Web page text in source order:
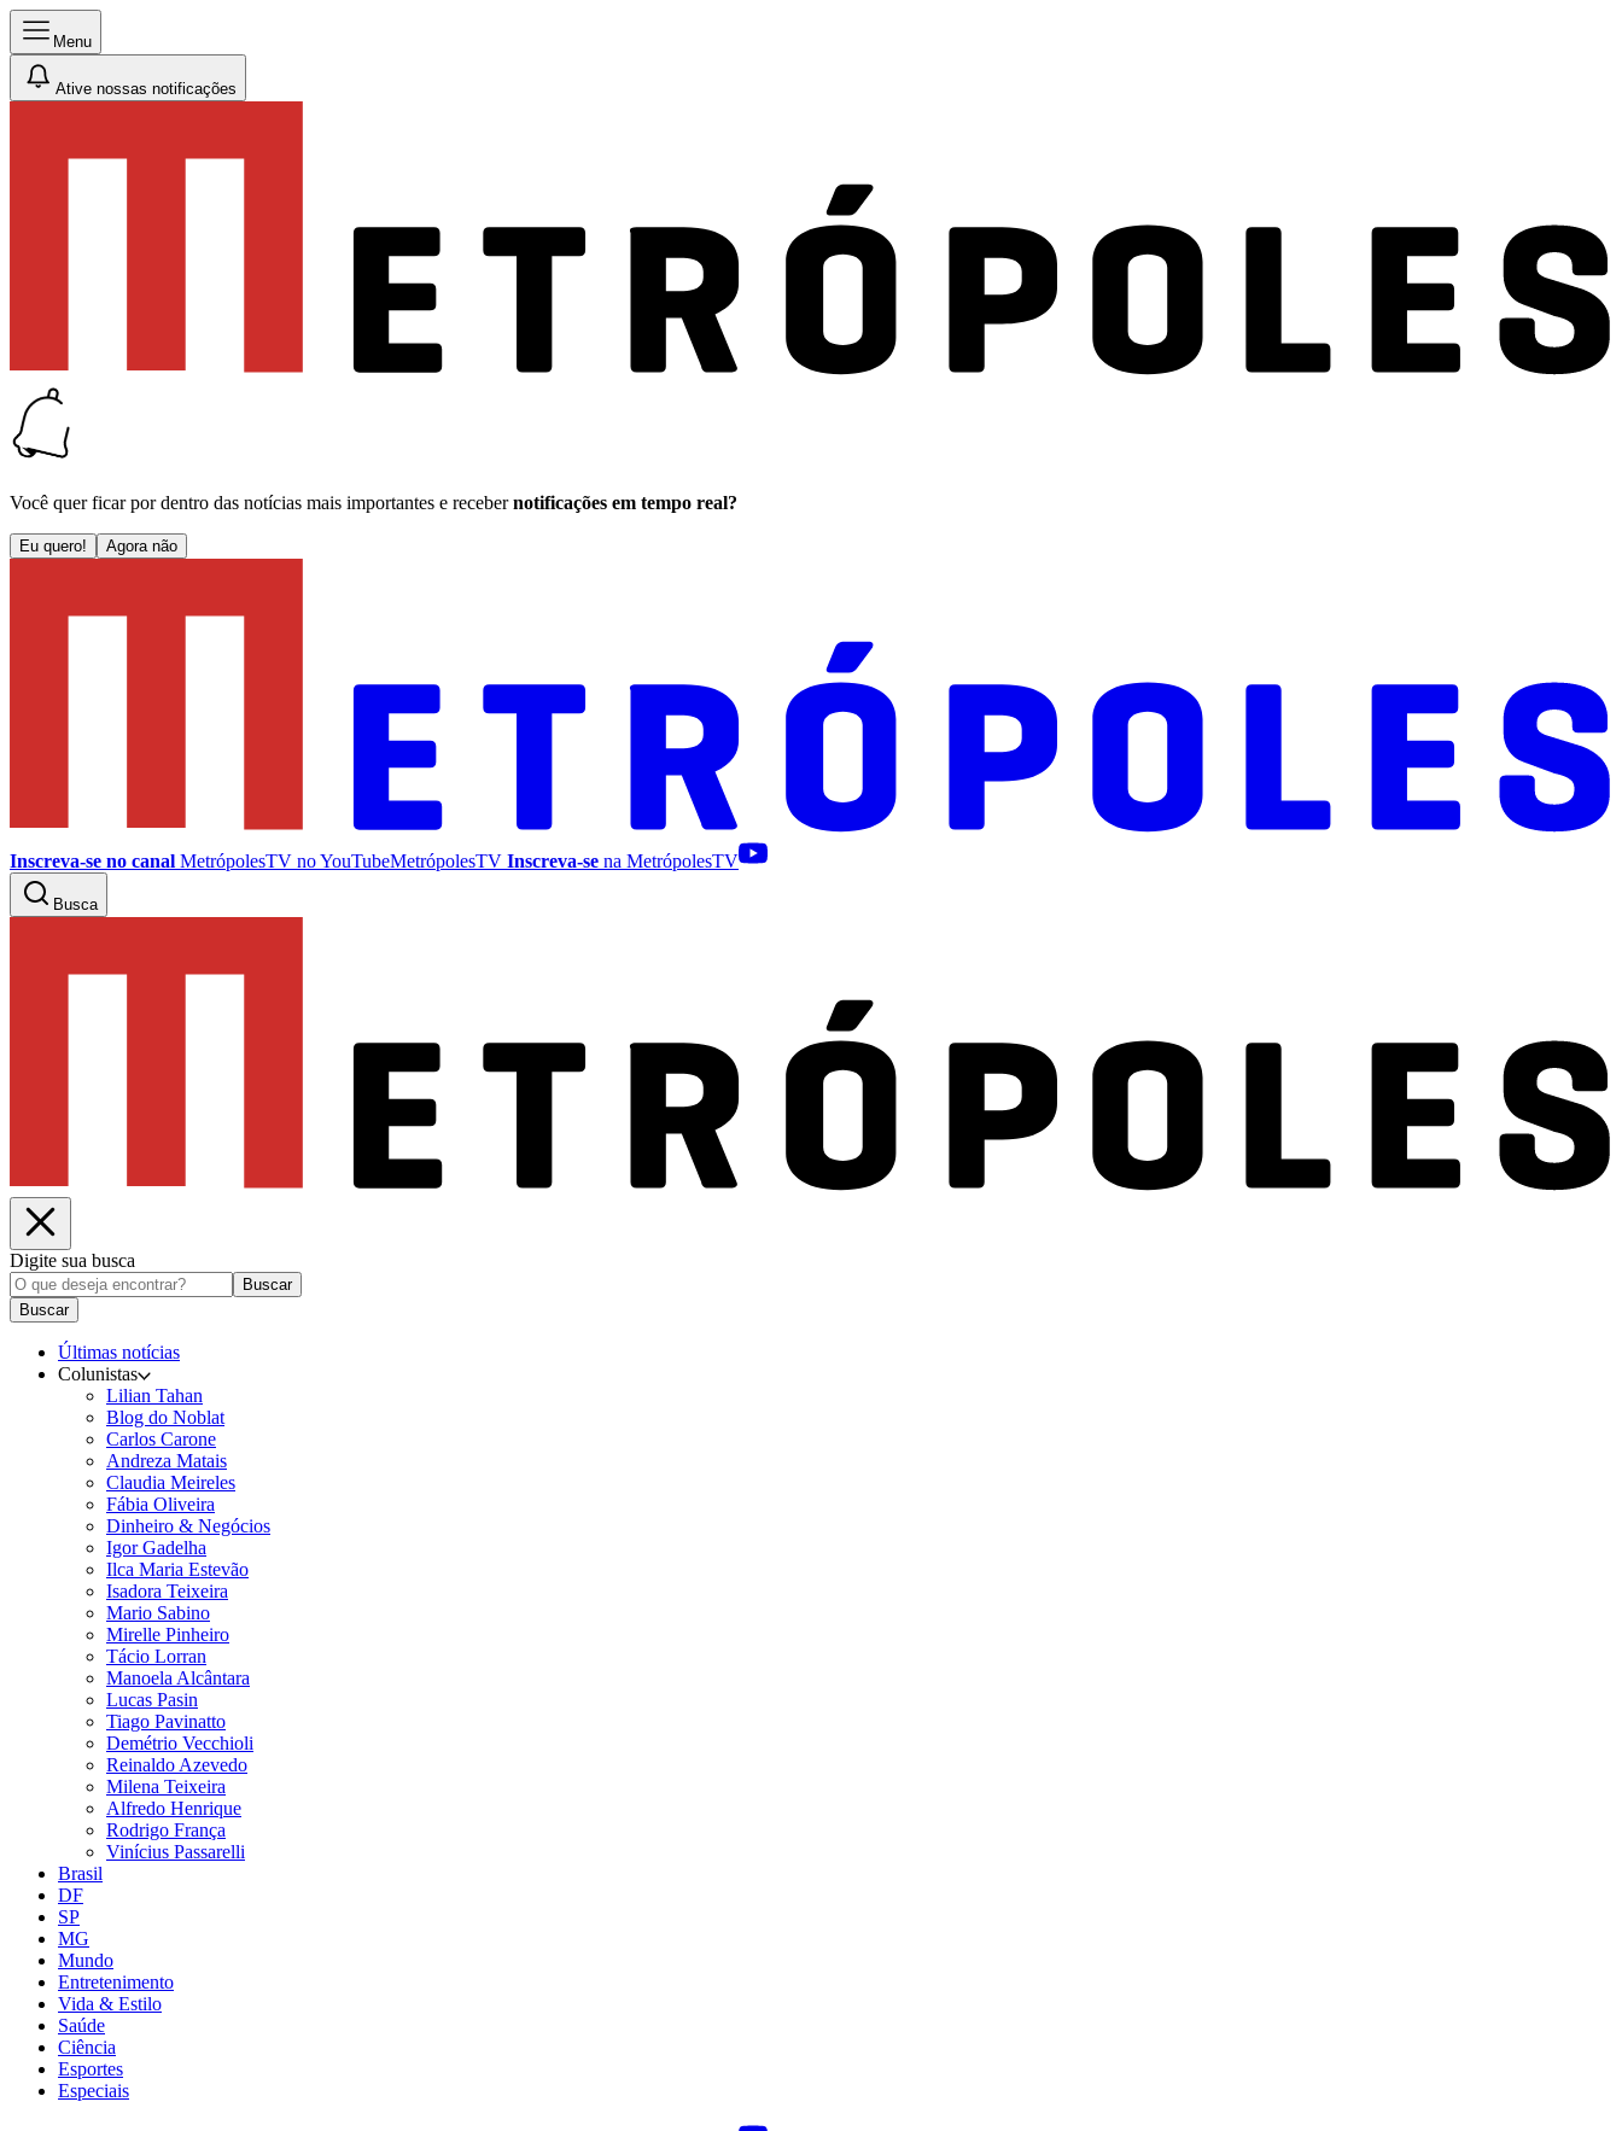
Menu
Ative nossas notificações
Você quer ficar por dentro das notícias mais importantes e receber notificações em tempo real?
Eu quero! Agora não
Inscreva-se no canal MetrópolesTV noYouTubeMetrópolesTV Inscreva-se na MetrópolesTV
Busca
Digite sua busca
Buscar
Buscar
Últimas notícias
Colunistas
Lilian Tahan
Blog do Noblat
Carlos Carone
Andreza Matais
Claudia Meireles
Fábia Oliveira
Dinheiro & Negócios
Igor Gadelha
Ilca Maria Estevão
Isadora Teixeira
Mario Sabino
Mirelle Pinheiro
Tácio Lorran
Manoela Alcântara
Lucas Pasin
Tiago Pavinatto
Demétrio Vecchioli
Reinaldo Azevedo
Milena Teixeira
Alfredo Henrique
Rodrigo França
Vinícius Passarelli
Brasil
DF
SP
MG
Mundo
Entretenimento
Vida & Estilo
Saúde
Ciência
Esportes
Especiais